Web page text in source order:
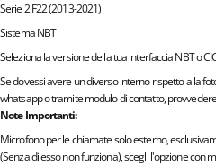
Serie 2 F22 (2013-2021)
Sistema NBT
Seleziona la versione della tua interfaccia NBT o
Se dovessi avere un diverso interno rispetto alla
whatsapp o tramite modulo di contatto,
Note Importanti:
Microfono per le chiamate solo esterno,
(Senza di esso non funziona), scegli l'opzione con